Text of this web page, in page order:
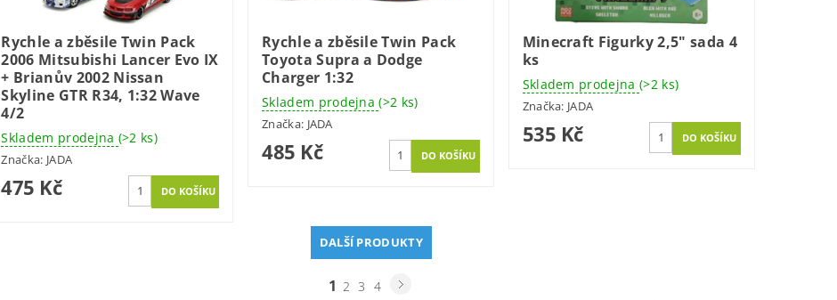
Rychle a zběsile Twin Pack
2006 Mitsubishi Lancer Evo IX
+ Brianův 2002 Nissan
Skyline GTR R34, 1:32 Wave
4/2
Skladem prodejna (>2 ks)
Značka: JADA
475 Kč
Rychle a zběsile Twin Pack
Toyota Supra a Dodge
Charger 1:32
Skladem prodejna(>2 ks)
Značka: JADA
485 Kč
Minecraft Figurky 2,5" sada 4
ks
Skladem prodejna (>2 ks)
Značka: JADA
535 Kč
DALŠÍ PRODUKTY
1 2 3 4